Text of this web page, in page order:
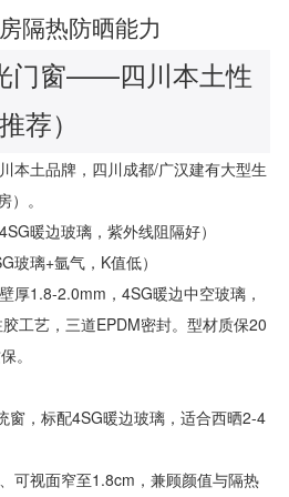
隔热防晒能力
门窗——四川本土性
荐）
本土品牌，四川成都/广汉建有大型生
。
边玻璃，紫外线阻隔好）
璃+氩气，K值低）
厚1.8-2.0mm，4SG暖边中空玻璃，
工艺，三道EPDM密封。型材质保20
。
窗，标配4SG暖边玻璃，适合西晒2-4
可视面窄至1.8cm，兼顾颜值与隔热